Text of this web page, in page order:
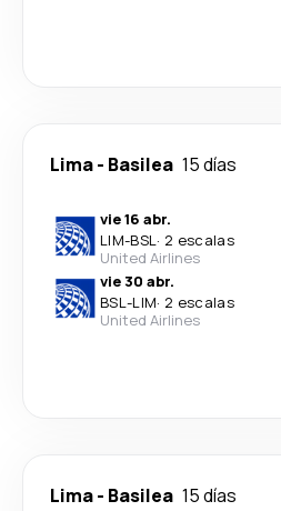
Lima- Basilea 15 días
vie 16 abr.
LIM-BSL· 2 escalas
United Airlines
vie 30 abr.
BSL-LIM· 2 escalas
United Airlines
Lima- Basilea 15 días